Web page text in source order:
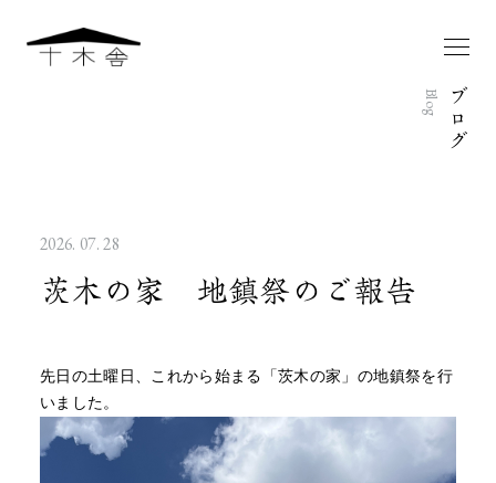
ブ
ロ
グ
Blog
2026. 07. 28
茨木の家 地鎮祭のご報告
先日の土曜日、これから始まる「茨木の家」の地鎮祭を行
いました。